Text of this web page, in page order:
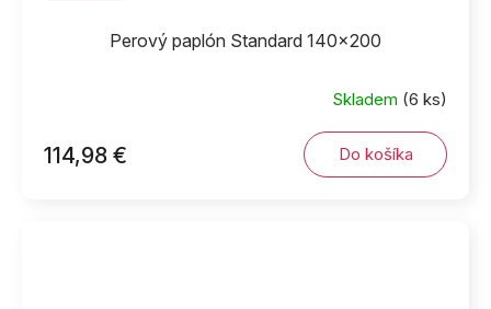
Perový paplón Standard 140x200
Skladem (6 ks)
114,98 € Do košíka